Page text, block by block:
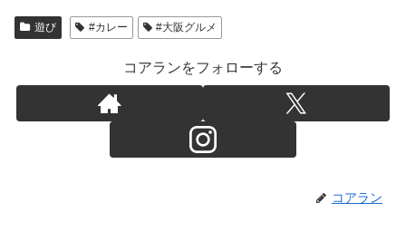
遊び #カレー #大阪グルメ
コアランをフォローする
コアラン